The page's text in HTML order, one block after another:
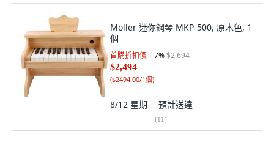
Moller 迷你鋼琴 MKP-500, 原木色, 1
個
首購折扣價 7%$2,694
$2,494
($2494.00/1個)
8/12 星期三 預計送達
(11)